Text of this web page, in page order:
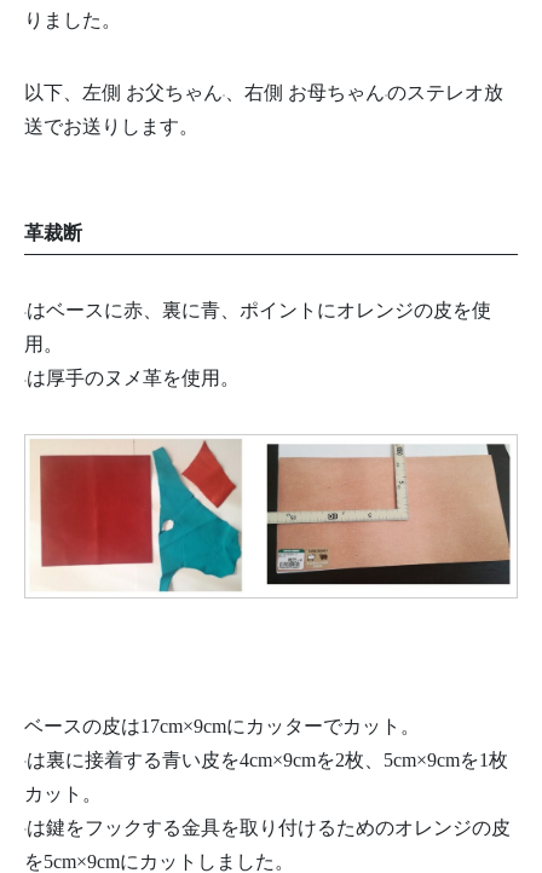
りました。
以下、左側 お父ちゃん 、右側 お母ちゃんのステレオ放
送でお送りします。
革裁断
はベースに赤、裏に青、ポイントにオレンジの皮を使
用。
は厚手のヌメ革を使用。
ベースの皮は17cm×9cmにカッターでカット。
は裏に接着する青い皮を4cm×9cmを2枚、5cm×9cmを1枚
カット。
は鍵をフックする金具を取り付けるためのオレンジの皮
を5cm×9cmにカットしました。